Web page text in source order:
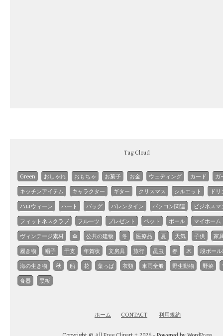
Tag Cloud
Green おしゃれ おもちゃ お菓子 お金 ウェディング カード ガ
キッチンアイテム キャラクター ギター クリスマス シルエット ド
ハロウィーン ハート バッグ バレンタイン パソコン関連 ビジネスマ
フィットネスクラブ フルーツ プレゼント ペット ボール マイホーム
ヴィンテージ素材 傘 公共の建物 冬 医療品 夏 天気 子供 家
履き物 帽子 干支 年賀状 文房具 旅行 昆虫 春 木 段ボー
海の生き物 秋 船 花 葉っぱ 衣類 車両全般 野生動物 野菜
食器 黒板
ホーム CONTACT 利用規約